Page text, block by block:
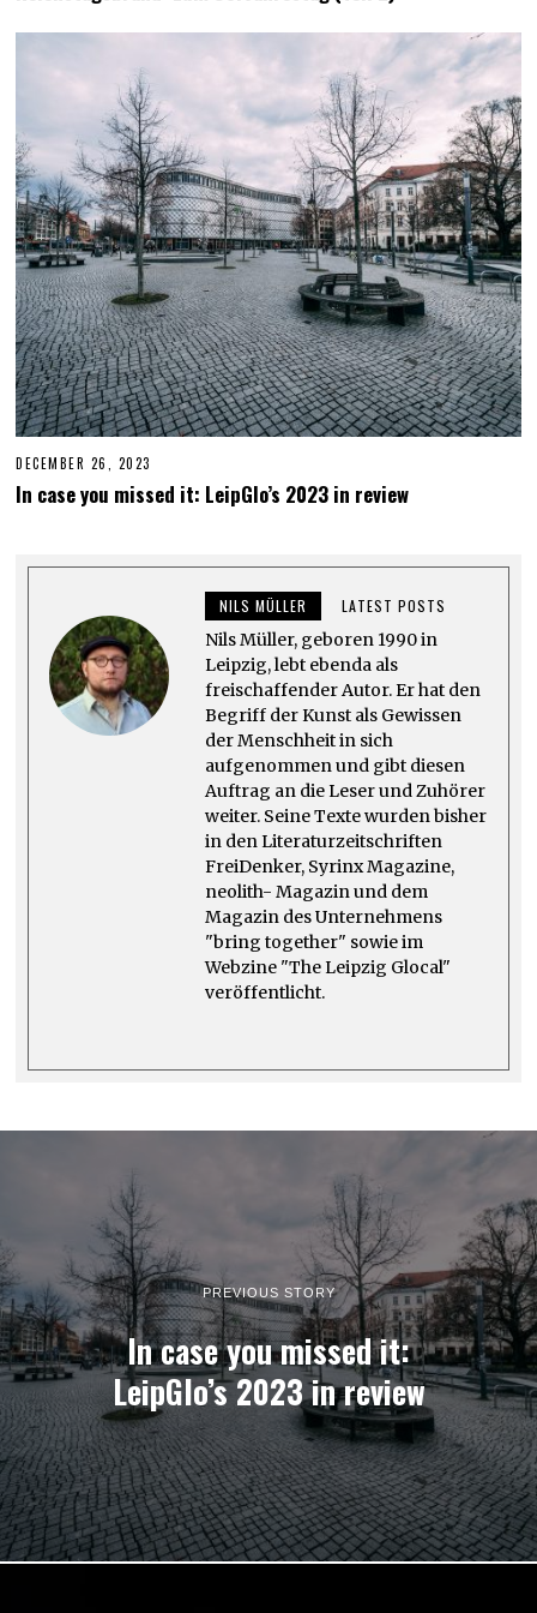
6
4
DECEMBER 26, 2023
C
E
,
2
0
2
3
In case you missed it: LeipGlo’s 2023 in review
NILS MÜLLER LATEST POSTS
Nils Müller, geboren 1990 in
Leipzig, lebt ebenda als
freischaffender Autor. Er hat den
Begriff der Kunst als Gewissen
der Menschheit in sich
aufgenommen und gibt diesen
Auftrag an die Leser und Zuhörer
weiter. Seine Texte wurden bisher
in den Literaturzeitschriften
FreiDenker, Syrinx Magazine,
neolith- Magazin und dem
Magazin des Unternehmens
"bring together" sowie im
Webzine "The Leipzig Glocal"
veröffentlicht.
PREVIOUS STORY
In case you missed it:
LeipGlo’s 2023 in review